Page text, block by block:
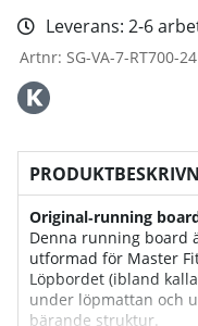
Leverans: 2-6
Artnr: SG-VA-7-RT700-24
Original‑running
Denna running board
utformad för Master
Löpbordet (ibland
under löpmattan och
bärande struktur.